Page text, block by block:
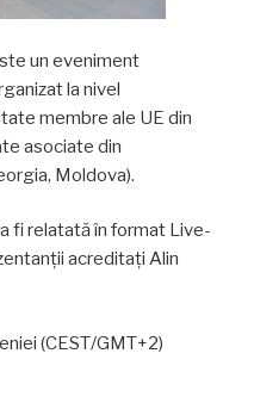
un eveniment
la nivel
membre ale UE din
asociate din
Moldova).
fi relatată în format Live-
acreditați Alin
(CEST/GMT+2)